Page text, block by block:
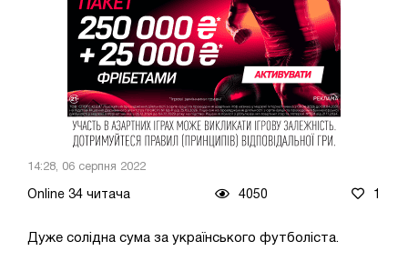
14:28, 06 серпня 2022
Online 34 читача 4050 1
Дуже солідна сума за українського футболіста.